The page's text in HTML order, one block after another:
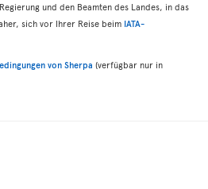
und den Beamten des Landes, in das
sich vor Ihrer Reise beim IATA-
von Sherpa (verfügbar nur in